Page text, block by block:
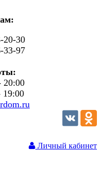
20-30
33-97
20:00
19:00
Личный кабинет